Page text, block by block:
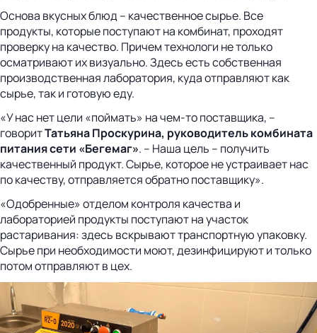
Основа вкусных блюд – качественное сырье. Все
продукты, которые поступают на комбинат, проходят
проверку на качество. Причем технологи не только
осматривают их визуально. Здесь есть собственная
производственная лаборатория, куда отправляют как
сырье, так и готовую еду.
«У нас нет цели «поймать» на чем-то поставщика, –
говоритТатьяна Проскурина, руководитель комбината
питания сети «Бегемаг». – Наша цель – получить
качественный продукт. Сырье, которое не устраивает нас
по качеству, отправляется обратно поставщику».
«Одобренные» отделом контроля качества и
лабораторией продукты поступают на участок
растаривания: здесь вскрывают транспортную упаковку.
Сырье при необходимости моют, дезинфицируют и только
потом отправляют в цех.